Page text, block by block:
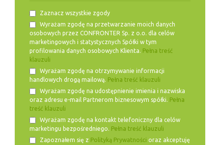
Zaznacz wszystkie zgody
Wyrażam zgodę na przetwarzanie moich danych
osobowych przez CONFRONTER Sp. z o.o. dla celów
marketingowych i statystycznych Spółki w tym
profilowania danych osobowych Klienta. Pełna treść
klauzuli
Wyrażam zgodę na otrzymywanie informacji
handlowych drogą mailową. Pełna treść klauzuli
Wyrażam zgodę na udostępnienie imienia i nazwiska
oraz adresu e-mail Partnerom biznesowym spółki. Pełna
treść klauzuli
Wyrażam zgodę na kontakt telefoniczny dla celów
marketingu bezpośredniego. Pełna treść klauzuli
Zapoznałem się z Polityką Prywatności oraz akceptuję